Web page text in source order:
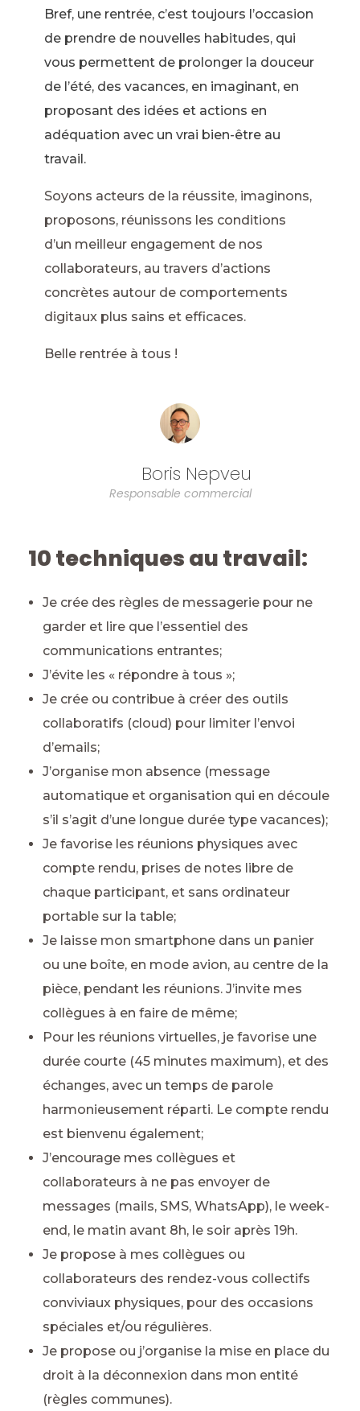
Bref, une rentrée, c’est toujours l’occasion
de prendre de nouvelles habitudes, qui
vous permettent de prolonger la douceur
de l’été, des vacances, en imaginant, en
proposant des idées et actions en
adéquation avec un vrai bien-être au
travail.
Soyons acteurs de la réussite, imaginons,
proposons, réunissons les conditions
d’un meilleur engagement de nos
collaborateurs, au travers d’actions
concrètes autour de comportements
digitaux plus sains et efficaces.
Belle rentrée à tous !
Boris Nepveu
Responsable commercial
10 techniques au travail:
Je crée des règles de messagerie pour ne
garder et lire que l’essentiel des
communications entrantes;
J’évite les « répondre à tous »;
Je crée ou contribue à créer des outils
collaboratifs (cloud) pour limiter l’envoi
d’emails;
J’organise mon absence (message
automatique et organisation qui en découle
s’il s’agit d’une longue durée type vacances);
Je favorise les réunions physiques avec
compte rendu, prises de notes libre de
chaque participant, et sans ordinateur
portable sur la table;
Je laisse mon smartphone dans un panier
ou une boîte, en mode avion, au centre de la
pièce, pendant les réunions. J’invite mes
collègues à en faire de même;
Pour les réunions virtuelles, je favorise une
durée courte (45 minutes maximum), et des
échanges, avec un temps de parole
harmonieusement réparti. Le compte rendu
est bienvenu également;
J’encourage mes collègues et
collaborateurs à ne pas envoyer de
messages (mails, SMS, WhatsApp), le week-
end, le matin avant 8h, le soir après 19h.
Je propose à mes collègues ou
collaborateurs des rendez-vous collectifs
conviviaux physiques, pour des occasions
spéciales et/ou régulières.
Je propose ou j’organise la mise en place du
droit à la déconnexion dans mon entité
(règles communes).